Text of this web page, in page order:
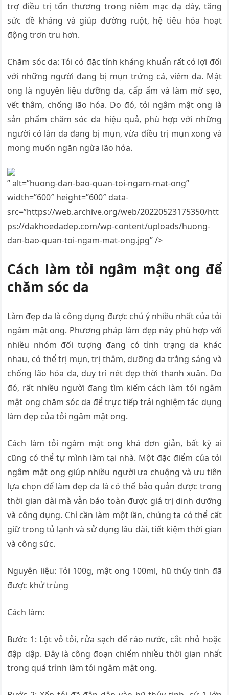
trợ điều trị tổn thương trong niêm mạc dạ dày, tăng
sức đề kháng và giúp đường ruột, hệ tiêu hóa hoạt
động trơn tru hơn.
Chăm sóc da: Tỏi có đặc tính kháng khuẩn rất có lợi đối
với những người đang bị mụn trứng cá, viêm da. Mật
ong là nguyên liệu dưỡng da, cấp ẩm và làm mờ sẹo,
vết thâm, chống lão hóa. Do đó, tỏi ngâm mật ong là
sản phẩm chăm sóc da hiệu quả, phù hợp với những
người có làn da đang bị mụn, vừa điều trị mụn xong và
mong muốn ngăn ngừa lão hóa.
” alt=”huong-dan-bao-quan-toi-ngam-mat-ong”
width=”600″ height=”600″ data-
src=”https://web.archive.org/web/20220523175350/htt
ps://dakhoedadep.com/wp-content/uploads/huong-
dan-bao-quan-toi-ngam-mat-ong.jpg” />
Cách làm tỏi ngâm mật ong để
chăm sóc da
Làm đẹp da là công dụng được chú ý nhiều nhất của tỏi
ngâm mật ong. Phương pháp làm đẹp này phù hợp với
nhiều nhóm đối tượng đang có tình trạng da khác
nhau, có thể trị mụn, trị thâm, dưỡng da trắng sáng và
chống lão hóa da, duy trì nét đẹp thời thanh xuân. Do
đó, rất nhiều người đang tìm kiếm cách làm tỏi ngâm
mật ong chăm sóc da để trực tiếp trải nghiệm tác dụng
làm đẹp của tỏi ngâm mật ong.
Cách làm tỏi ngâm mật ong khá đơn giản, bất kỳ ai
cũng có thể tự mình làm tại nhà. Một đặc điểm của tỏi
ngâm mật ong giúp nhiều người ưa chuộng và ưu tiên
lựa chọn để làm đẹp da là có thể bảo quản được trong
thời gian dài mà vẫn bảo toàn được giá trị dinh dưỡng
và công dụng. Chỉ cần làm một lần, chúng ta có thể cất
giữ trong tủ lạnh và sử dụng lâu dài, tiết kiệm thời gian
và công sức.
Nguyên liệu: Tỏi 100g, mật ong 100ml, hũ thủy tinh đã
được khử trùng
Cách làm:
Bước 1: Lột vỏ tỏi, rửa sạch để ráo nước, cắt nhỏ hoặc
đập dập. Đây là công đoạn chiếm nhiều thời gian nhất
trong quá trình làm tỏi ngâm mật ong.